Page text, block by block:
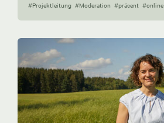
#Projektleitung #Moderation #präsent #online